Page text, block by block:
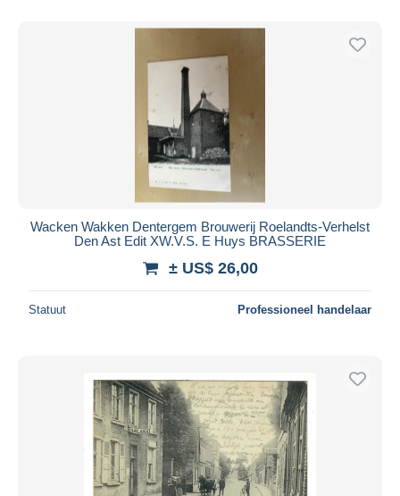
Wacken Wakken Dentergem Brouwerij Roelandts-Verhelst
Den Ast Edit XW.V.S. E Huys BRASSERIE
± US$ 26,00
Statuut Professioneel handelaar